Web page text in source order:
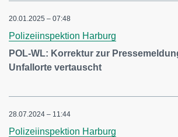
20.01.2025 – 07:48
Polizeiinspektion Harburg
POL-WL: Korrektur zur
Unfallorte vertauscht
28.07.2024 – 11:44
Polizeiinspektion Harburg